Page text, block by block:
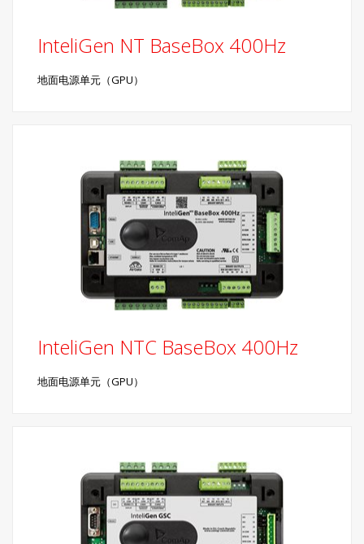
InteliGen NT BaseBox 400Hz
地面电源单元（GPU）
InteliGen NTC BaseBox 400Hz
地面电源单元（GPU）